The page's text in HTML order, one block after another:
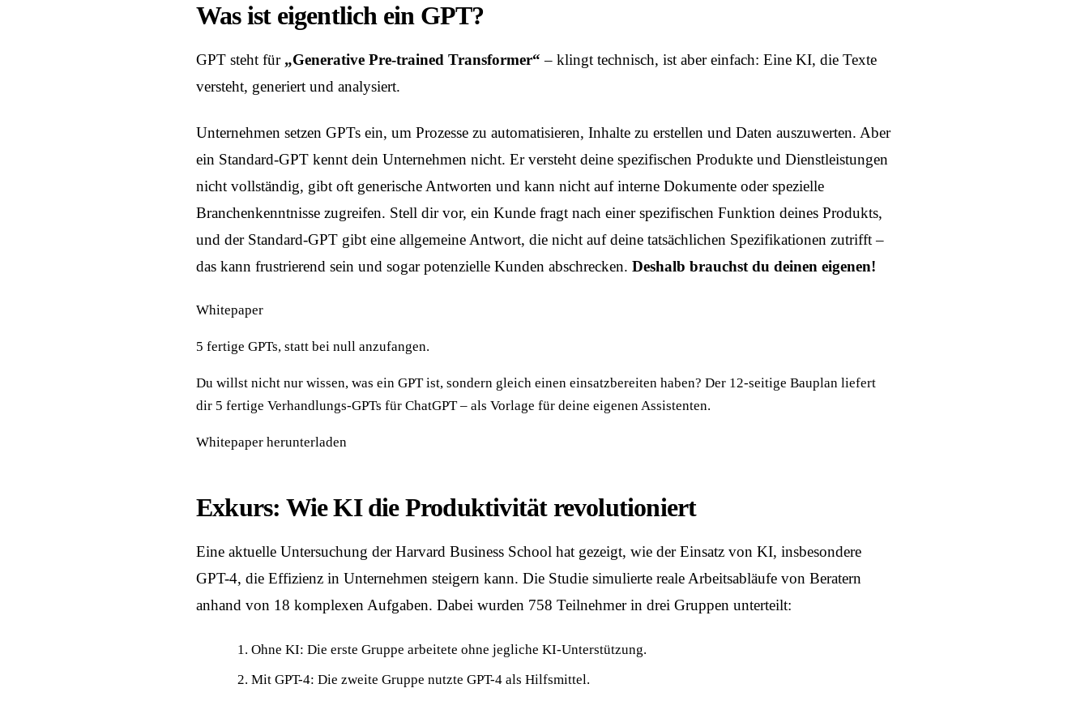
Was ist eigentlich ein GPT?
GPT steht für „Generative Pre-trained Transformer“ – klingt technisch, ist aber einfach: Eine KI, die Texte
versteht, generiert und analysiert.
Unternehmen setzen GPTs ein, um Prozesse zu automatisieren, Inhalte zu erstellen und Daten auszuwerten. Aber
ein Standard-GPT kennt dein Unternehmen nicht. Er versteht deine spezifischen Produkte und Dienstleistungen
nicht vollständig, gibt oft generische Antworten und kann nicht auf interne Dokumente oder spezielle
Branchenkenntnisse zugreifen. Stell dir vor, ein Kunde fragt nach einer spezifischen Funktion deines Produkts,
und der Standard-GPT gibt eine allgemeine Antwort, die nicht auf deine tatsächlichen Spezifikationen zutrifft –
das kann frustrierend sein und sogar potenzielle Kunden abschrecken. Deshalb brauchst du deinen eigenen!
Whitepaper
5 fertige GPTs, statt bei null anzufangen.
Du willst nicht nur wissen, was ein GPT ist, sondern gleich einen einsatzbereiten haben? Der 12-seitige Bauplan liefert
dir 5 fertige Verhandlungs-GPTs für ChatGPT – als Vorlage für deine eigenen Assistenten.
Whitepaper herunterladen
Exkurs: Wie KI die Produktivität revolutioniert
Eine aktuelle Untersuchung derHarvard Business School hat gezeigt, wie der Einsatz von KI, insbesondere
GPT-4, die Effizienz in Unternehmen steigern kann. Die Studie simulierte reale Arbeitsabläufe von Beratern
anhand von 18 komplexen Aufgaben. Dabei wurden 758 Teilnehmer in drei Gruppen unterteilt:
Ohne KI: Die erste Gruppe arbeitete ohne jegliche KI-Unterstützung.
Mit GPT-4: Die zweite Gruppe nutzte GPT-4 als Hilfsmittel.